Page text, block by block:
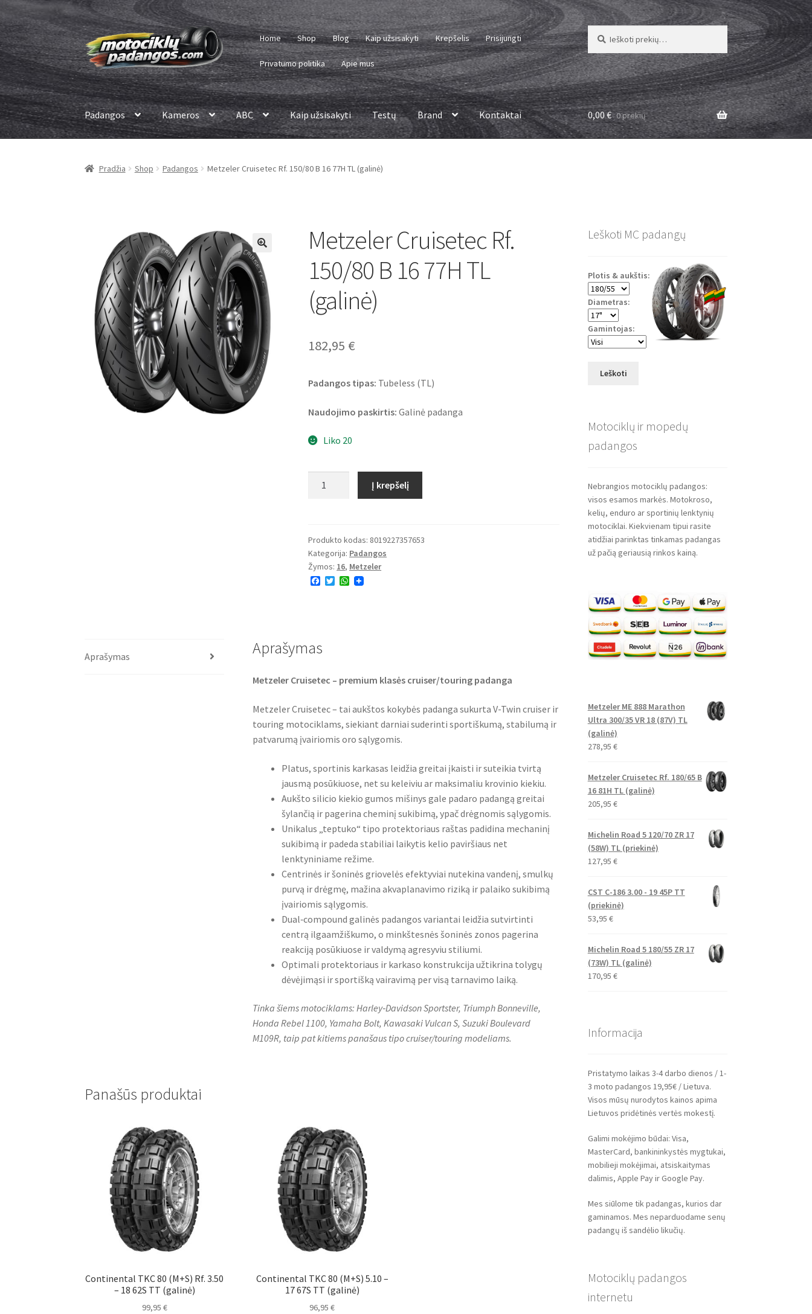
Pereiti
prie
meniu
Pereiti
prie
turinio
Home Shop Blog Kaip užsisakyti Krepšelis Prisijungti
Privatumo politika Apie mus
Ieškoti:
Ieškoti
Padangos Kameros ABC Kaip užsisakyti Testų Brand Kontaktai 0,00€ 0 prekių
Pradžia Shop Padangos Metzeler Cruisetec Rf. 150/80 B 16 77H TL (galinė)
Metzeler Cruisetec Rf.
150/80 B 16 77H TL
(galinė)
182,95 €
Padangos tipas: Tubeless (TL)
Naudojimo paskirtis: Galinė padanga
Liko 20
Rf.
150/80
B
16
Į krepšelį
Produkto kodas: 8019227357653
Kategorija: Padangos
Žymos: 16, Metzeler
F
k
T
W
Aprašymas Aprašymas
Metzeler Cruisetec – premium klasės cruiser/touring padanga
Metzeler Cruisetec – tai aukštos kokybės padanga sukurta V-Twin cruiser ir
touring motociklams, siekiant darniai suderinti sportiškumą, stabilumą ir
patvarumą įvairiomis oro sąlygomis.
Platus, sportinis karkasas leidžia greitai įkaisti ir suteikia tvirtą
jausmą posūkiuose, net su keleiviu ar maksimaliu krovinio kiekiu.
Aukšto silicio kiekio gumos mišinys gale padaro padangą greitai
šylančią ir pagerina cheminį sukibimą, ypač drėgnomis sąlygomis.
Unikalus „teptuko“ tipo protektoriaus raštas padidina mechaninį
sukibimą ir padeda stabiliai laikytis kelio paviršiaus net
lenktyniniame režime.
Centrinės ir šoninės griovelės efektyviai nutekina vandenį, smulkų
purvą ir drėgmę, mažina akvaplanavimo riziką ir palaiko sukibimą
įvairiomis sąlygomis.
Dual‑compound galinės padangos variantai leidžia sutvirtinti
centrą ilgaamžiškumo, o minkštesnės šoninės zonos pagerina
reakciją posūkiuose ir valdymą agresyviu stiliumi.
Optimali protektoriaus ir karkaso konstrukcija užtikrina tolygų
dėvėjimąsi ir sportišką vairavimą per visą tarnavimo laiką.
Tinka šiems motociklams: Harley‑Davidson Sportster, Triumph Bonneville,
Honda Rebel 1100, Yamaha Bolt, Kawasaki Vulcan S, Suzuki Boulevard
M109R, taip pat kitiems panašaus tipo cruiser/touring modeliams.
Panašūs produktai
Continental TKC 80 (M+S) Rf. 3.50
– 18 62S TT (galinė)
99,95 €
Continental TKC 80 (M+S) 5.10 –
17 67S TT (galinė)
96,95€
Leškoti MC padangų
Plotis & aukštis:
Diametras:
Gamintojas:
Leškoti
Motociklų ir mopedų
padangos
Nebrangios motociklų padangos:
visos esamos markės. Motokroso,
kelių, enduro ar sportinių lenktynių
motociklai. Kiekvienam tipui rasite
atidžiai parinktas tinkamas padangas
už pačią geriausią rinkos kainą.
Metzeler ME 888 Marathon
Ultra 300/35 VR 18 (87V) TL
(galinė)
278,95 €
Metzeler Cruisetec Rf. 180/65 B
16 81H TL (galinė)
205,95 €
Michelin Road 5 120/70 ZR 17
(58W) TL (priekinė)
127,95 €
CST C-186 3.00 - 19 45P TT
(priekinė)
53,95 €
Michelin Road 5 180/55 ZR 17
(73W) TL (galinė)
170,95 €
Informacija
Pristatymo laikas 3-4 darbo dienos / 1-
3 moto padangos 19,95€ / Lietuva.
Visos mūsų nurodytos kainos apima
Lietuvos pridėtinės vertės mokestį.
Galimi mokėjimo būdai: Visa,
MasterCard, bankininkystės mygtukai,
mobilieji mokėjimai, atsiskaitymas
dalimis, Apple Pay ir Google Pay.
Mes siūlome tik padangas, kurios dar
gaminamos. Mes neparduodame senų
padangų iš sandėlio likučių.
Motociklų padangos
internetu